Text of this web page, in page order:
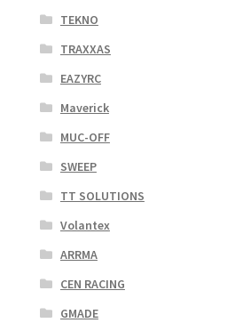
TEKNO
TRAXXAS
EAZYRC
Maverick
MUC-OFF
SWEEP
TT SOLUTIONS
Volantex
ARRMA
CEN RACING
GMADE